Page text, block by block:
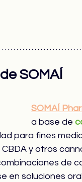
SOMAÍ
SOMAÍ
a base de
para fines
CBDA y otros
de
en soluciones